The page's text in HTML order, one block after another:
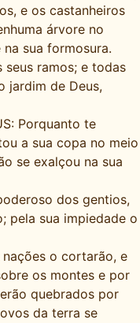
e os castanheiros
árvore no
sua formosura.
ramos; e todas
jardim de Deus,
Porquanto te
a sua copa no meio
se exalçou na sua
dos gentios,
pela sua impiedade o
o cortarão, e
os montes e por
quebrados por
da terra se